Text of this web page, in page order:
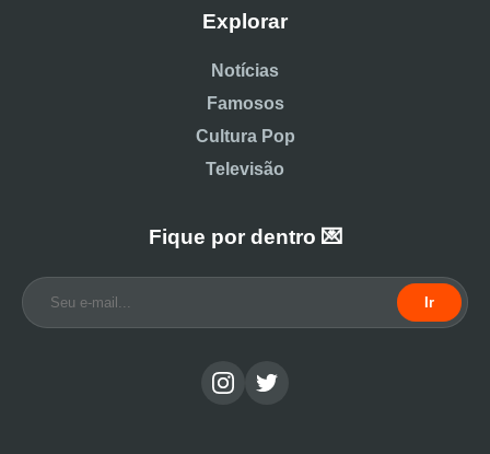
Explorar
Notícias
Famosos
Cultura Pop
Televisão
Fique por dentro 💌
Ir